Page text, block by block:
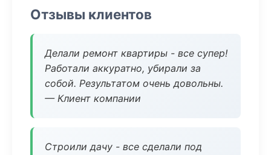
Отзывы клиентов
Делали ремонт квартиры - все супер!
Работали аккуратно, убирали за
собой. Результатом очень довольны.
— Клиент компании
Строили дачу - все сделали под